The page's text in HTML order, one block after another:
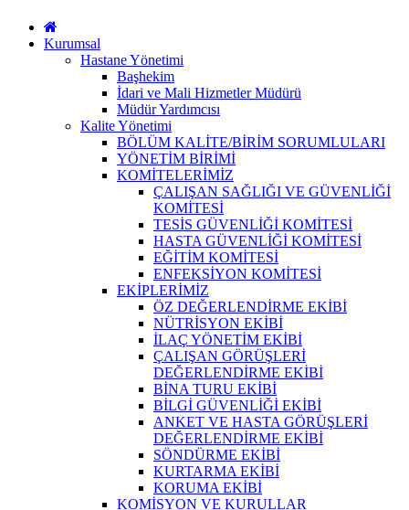
Kurumsal
Hastane Yönetimi
Başhekim
İdari ve Mali Hizmetler Müdürü
Müdür Yardımcısı
Kalite Yönetimi
BÖLÜM KALİTE/BİRİM SORUMLULARI
YÖNETİM BİRİMİ
KOMİTELERİMİZ
ÇALIŞAN SAĞLIĞI VE GÜVENLİĞİ
KOMİTESİ
TESİS GÜVENLİĞİ KOMİTESİ
HASTA GÜVENLİĞİ KOMİTESİ
EĞİTİM KOMİTESİ
ENFEKSİYON KOMİTESİ
EKİPLERİMİZ
ÖZ DEĞERLENDİRME EKİBİ
NÜTRİSYON EKİBİ
İLAÇ YÖNETİM EKİBİ
ÇALIŞAN GÖRÜŞLERİ
DEĞERLENDİRME EKİBİ
BİNA TURU EKİBİ
BİLGİ GÜVENLİĞİ EKİBİ
ANKET VE HASTA GÖRÜŞLERİ
DEĞERLENDİRME EKİBİ
SÖNDÜRME EKİBİ
KURTARMA EKİBİ
KORUMA EKİBİ
KOMİSYON VE KURULLAR